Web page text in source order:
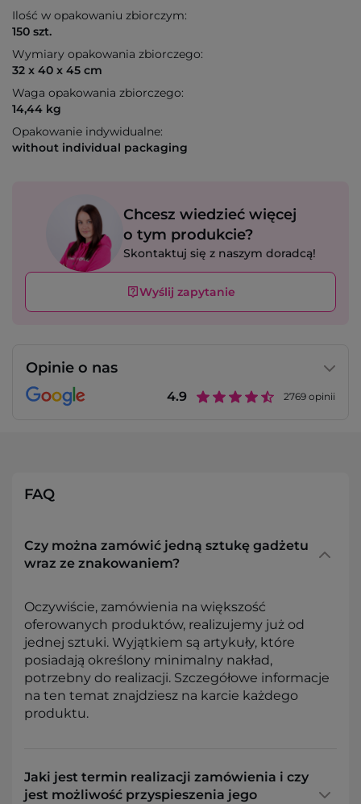
Ilość w opakowaniu zbiorczym:
150 szt.
Wymiary opakowania zbiorczego:
32 x 40 x 45 cm
Waga opakowania zbiorczego:
14,44 kg
Opakowanie indywidualne:
without individual packaging
Chcesz wiedzieć więcej
o tym produkcie?
Skontaktuj się z naszym doradcą!
Wyślij zapytanie
Opinie o nas
4.9 2769 opinii
FAQ
Czy można zamówić jedną sztukę gadżetu
wraz ze znakowaniem?
Oczywiście, zamówienia na większość
oferowanych produktów, realizujemy już od
jednej sztuki. Wyjątkiem są artykuły, które
posiadają określony minimalny nakład,
potrzebny do realizacji. Szczegółowe informacje
na ten temat znajdziesz na karcie każdego
produktu.
Jaki jest termin realizacji zamówienia i czy
jest możliwość przyspieszenia jego